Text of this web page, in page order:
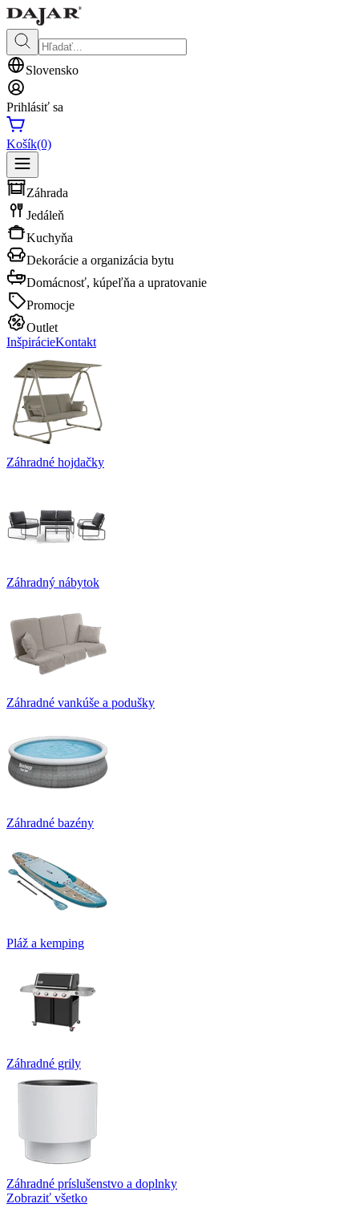
Slovensko
Prihlásiť sa
Košík(0)
Záhrada
Jedáleň
Kuchyňa
Dekorácie a organizácia bytu
Domácnosť, kúpeľňa a upratovanie
Promocje
Outlet
InšpirácieKontakt
Záhradné hojdačky
Záhradný nábytok
Záhradné vankúše a podušky
Záhradné bazény
Pláž a kemping
Záhradné grily
Záhradné príslušenstvo a doplnky
Zobraziť všetko